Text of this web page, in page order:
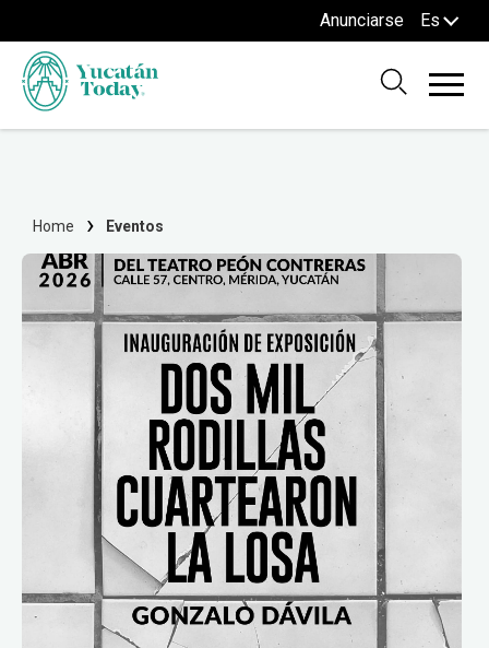
Anunciarse Es
Home Eventos